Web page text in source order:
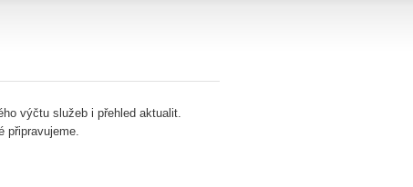
výčtu služeb i přehled aktualit.
připravujeme.